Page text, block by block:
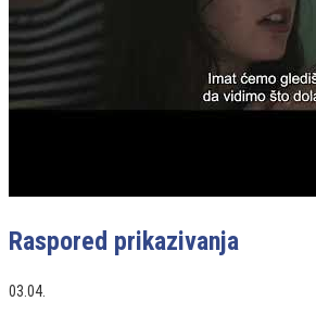
Raspored prikazivanja
03.04.